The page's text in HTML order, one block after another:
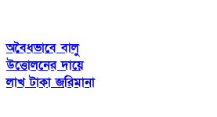
অবৈধভাবে বালু
উত্তোলনের দায়ে
লাখ টাকা জরিমানা